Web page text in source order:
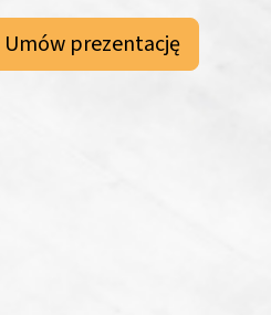
Umów prezentację